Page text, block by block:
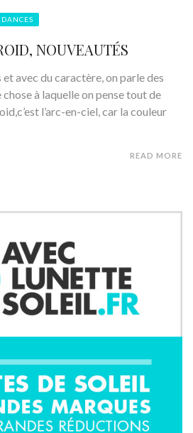
NOUVEAUTÉS
avec du caractère, on parle des
chose à laquelle on pense tout de
l’arc-en-ciel, car la couleur
READ MORE